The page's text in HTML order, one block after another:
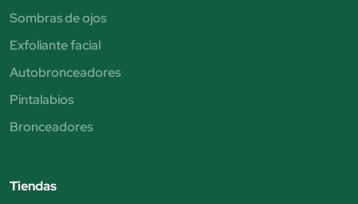
Sombras de ojos
Exfoliante facial
Autobronceadores
Pintalabios
Bronceadores
Tiendas